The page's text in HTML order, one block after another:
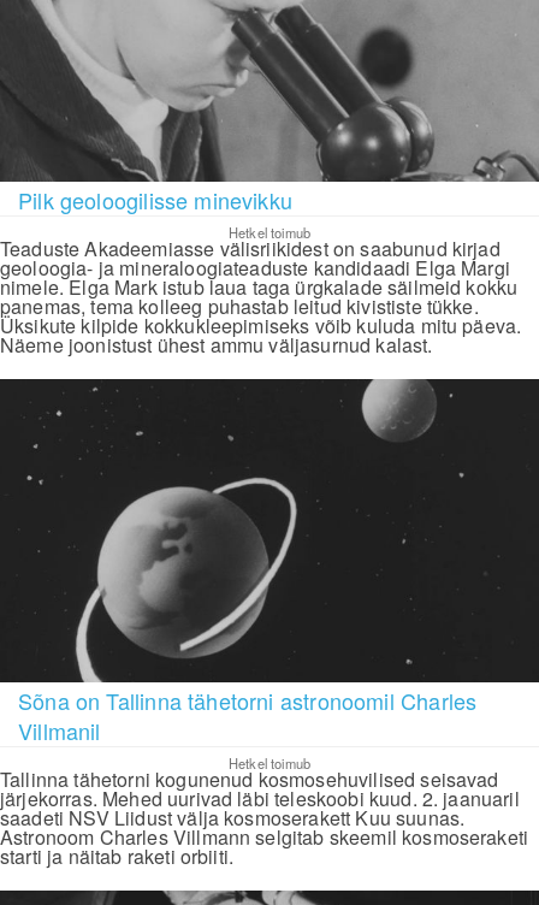
Pilk geoloogilisse minevikku
Hetkel toimub
Teaduste Akadeemiasse välisriikidest on saabunud kirjad
geoloogia- ja mineraloogiateaduste kandidaadi Elga Margi
nimele. Elga Mark istub laua taga ürgkalade säilmeid kokku
panemas, tema kolleeg puhastab leitud kivististe tükke.
Üksikute kilpide kokkukleepimiseks võib kuluda mitu päeva.
Näeme joonistust ühest ammu väljasurnud kalast.
Sõna on Tallinna tähetorni astronoomil Charles
Villmanil
Hetkel toimub
Tallinna tähetorni kogunenud kosmosehuvilised seisavad
järjekorras. Mehed uurivad läbi teleskoobi kuud. 2. jaanuaril
saadeti NSV Liidust välja kosmoserakett Kuu suunas.
Astronoom Charles Villmann selgitab skeemil kosmoseraketi
starti ja näitab raketi orbiiti.